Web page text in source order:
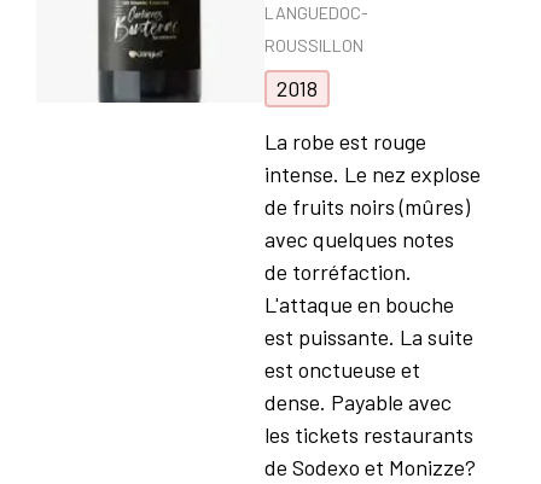
LANGUEDOC-
ROUSSILLON
2018
La robe est rouge
intense. Le nez explose
de fruits noirs (mûres)
avec quelques notes
de torréfaction.
L'attaque en bouche
est puissante. La suite
est onctueuse et
dense. Payable avec
les tickets restaurants
de Sodexo et Monizze?